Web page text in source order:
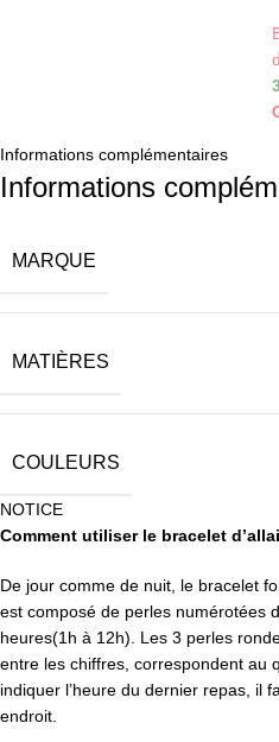
Informations complémentaires
Informations
MARQUE
MATIÈRES
COULEURS
NOTICE
Comment utiliser le bracelet
De jour comme de nuit, le bracelet
est composé de perles numérotées
heures(1h à 12h). Les 3 perles
entre les chiffres, correspondent au
indiquer l’heure du dernier repas, il
endroit.